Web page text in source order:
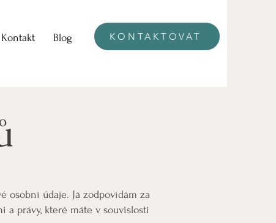
Kontakt Blog KONTAKTOVAT
osobní údaje. Já zodpovídám za
a právy, které máte v souvislosti